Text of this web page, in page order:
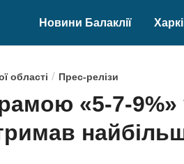
Новини Балаклії
області / Прес-релізи
«5-7-9%»